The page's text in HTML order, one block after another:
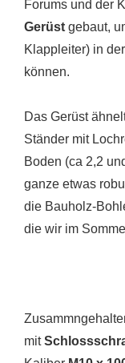
Forums und der
Gerüst gebaut,
Klappleiter) in der
können.
Das Gerüst
Ständer mit
Boden (ca 2,2
ganze etwas
die Bauholz-
die wir im
mit